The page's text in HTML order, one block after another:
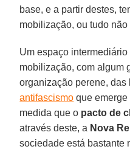
base, e a partir destes,
mobilização, ou tudo
Um espaço
mobilização, com algum
organização perene, das
antifascismo que emerge
medida que o pacto de
através deste, a Nova
sociedade está bastante